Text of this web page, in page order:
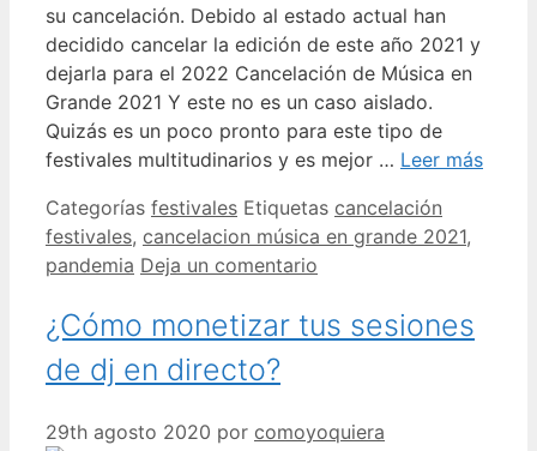
su cancelación. Debido al estado actual han
decidido cancelar la edición de este año 2021 y
dejarla para el 2022 Cancelación de Música en
Grande 2021 Y este no es un caso aislado.
Quizás es un poco pronto para este tipo de
festivales multitudinarios y es mejor … Leer más
Categorías festivales Etiquetas cancelación
festivales, cancelacion música en grande 2021,
pandemia Deja un comentario
¿Cómo monetizar tus sesiones
de dj en directo?
29th agosto 2020 por comoyoquiera